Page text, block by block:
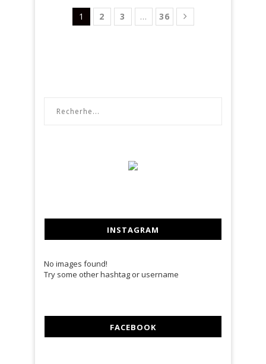
1 2 3 … 36
INSTAGRAM
No images found!
Try some other hashtag or username
FACEBOOK